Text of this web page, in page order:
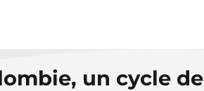
un cycle de